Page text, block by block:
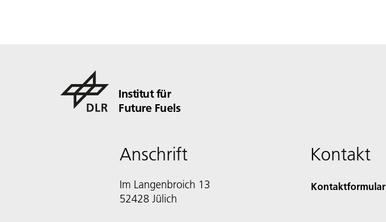
Institut für
Future Fuels
Anschrift
Im Langenbroich 13
52428 Jülich
Kontakt
Kontaktformular